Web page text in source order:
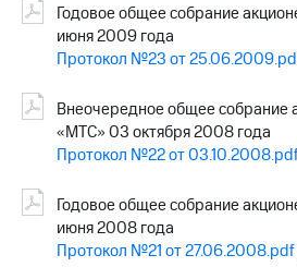
Годовое общее собрание
июня 2009 года
Протокол №23 от
Внеочередное общее собрание
«МТС» 03 октября 2008 года
Протокол №22 от
Годовое общее собрание
июня 2008 года
Протокол №21 от 27.06.2008.pdf